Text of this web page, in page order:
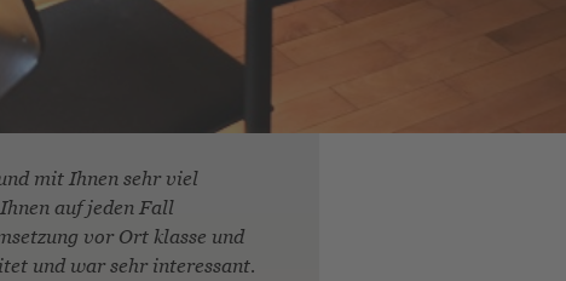
mit Ihnen sehr viel
auf jeden Fall
vor Ort klasse und
und war sehr interessant.